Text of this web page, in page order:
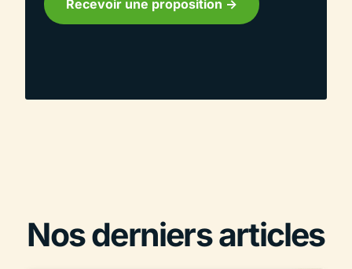
Recevoir une proposition ->
Nos derniers articles